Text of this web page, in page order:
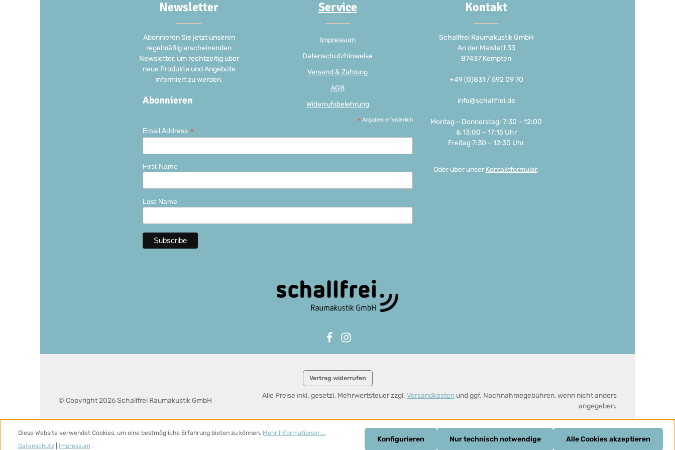
Newsletter
Abonnieren Sie jetzt unseren
regelmäßig erscheinenden
Newsletter, um rechtzeitig über
neue Produkte und Angebote
informiert zu werden.
Abonnieren
* Angaben erforderlich
Email Address *
First Name
Last Name
Service
Impressum
Datenschutzhinweise
Versand & Zahlung
AGB
Widerrufsbelehrung
Kontakt
Schallfrei Raumakustik GmbH
An der Malstatt 33
87437 Kempten
+49 (0)831 / 592 09 70
info@schallfrei.de
Montag – Donnerstag: 7:30 – 12:00
& 13:00 – 17:15 Uhr
Freitag 7:30 – 12:30 Uhr
Oder über unser Kontaktformular.
Vertrag widerrufen
© Copyright 2026 Schallfrei Raumakustik GmbH
Alle Preise inkl. gesetzl. Mehrwertsteuer zzgl. Versandkosten und ggf. Nachnahmegebühren, wenn nicht anders
angegeben.
Diese Website verwendet Cookies, um eine bestmögliche Erfahrung bieten zu können. Mehr Informationen ...
Datenschutz
Impressum
Nur technisch notwendige
Konfigurieren Alle Cookies akzeptieren